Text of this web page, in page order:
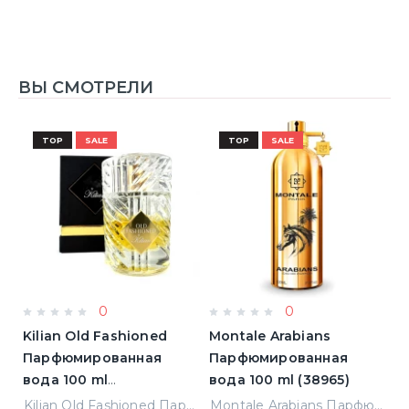
ВЫ СМОТРЕЛИ
TOP SALE
0
Kilian Old Fashioned
Парфюмированная
вода 100 ml
(3700550240723)
Kilian Old Fashioned Парфюмированная вода 100 ml (3700550240723)
TOP SALE
0
Montale Arabians
Парфюмированная
вода 100 ml (38965)
Montale Arabians Парфюмированная вода 100 ml (38965)